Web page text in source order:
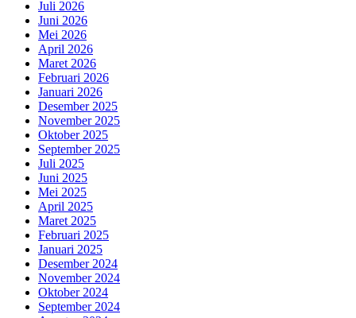
Juli 2026
Juni 2026
Mei 2026
April 2026
Maret 2026
Februari 2026
Januari 2026
Desember 2025
November 2025
Oktober 2025
September 2025
Juli 2025
Juni 2025
Mei 2025
April 2025
Maret 2025
Februari 2025
Januari 2025
Desember 2024
November 2024
Oktober 2024
September 2024